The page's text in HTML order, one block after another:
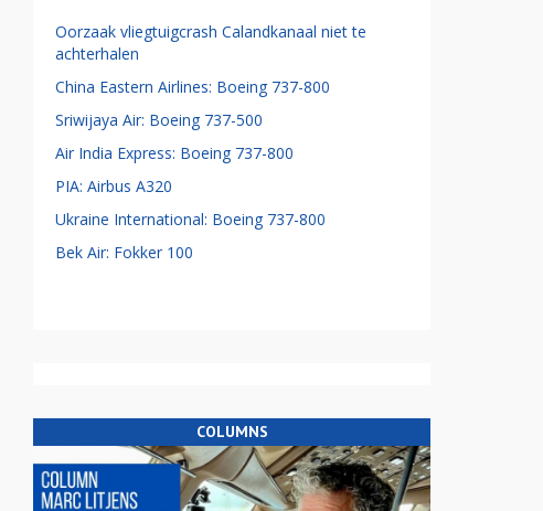
Oorzaak vliegtuigcrash Calandkanaal niet te
achterhalen
China Eastern Airlines: Boeing 737-800
Sriwijaya Air: Boeing 737-500
Air India Express: Boeing 737-800
PIA: Airbus A320
Ukraine International: Boeing 737-800
Bek Air: Fokker 100
COLUMNS